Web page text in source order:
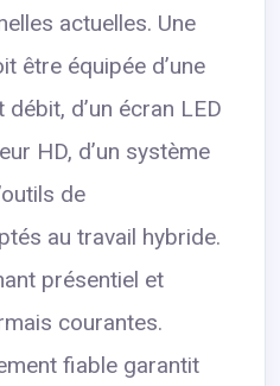
actuelles. Une
être équipée d’une
d’un écran LED
HD, d’un système
de
au travail hybride.
présentiel et
courantes.
fiable garantit